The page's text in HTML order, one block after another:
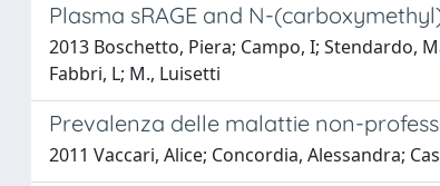
Plasma sRAGE and N-
2013 Boschetto, Piera; Campo, I; Stendardo,
Fabbri, L; M., Luisetti
Prevalenza delle malattie non-
2011 Vaccari, Alice; Concordia, Alessandra;